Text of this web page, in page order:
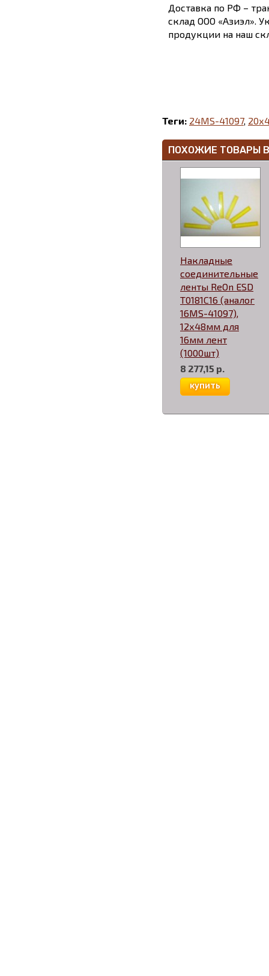
Доставка по РФ –
склад ООО «Азиэл».
продукции на наш
Теги: 24MS-41097,
ПОХОЖИЕ ТОВАРЫ
Накладные
соединительные
ленты ReOn ESD
T0181C16 (аналог
16MS-41097),
12х48мм для
16мм лент
(1000шт)
8 277,15 р.
купить